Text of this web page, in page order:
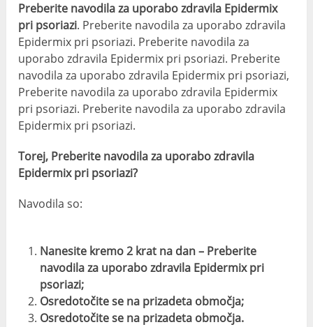
Preberite navodila za uporabo zdravila Epidermix
pri psoriazi. Preberite navodila za uporabo zdravila
Epidermix pri psoriazi. Preberite navodila za
uporabo zdravila Epidermix pri psoriazi. Preberite
navodila za uporabo zdravila Epidermix pri psoriazi,
Preberite navodila za uporabo zdravila Epidermix
pri psoriazi. Preberite navodila za uporabo zdravila
Epidermix pri psoriazi.
Torej, Preberite navodila za uporabo zdravila
Epidermix pri psoriazi?
Navodila so:
Nanesite kremo 2 krat na dan – Preberite
navodila za uporabo zdravila Epidermix pri
psoriazi;
Osredotočite se na prizadeta območja;
Osredotočite se na prizadeta območja.